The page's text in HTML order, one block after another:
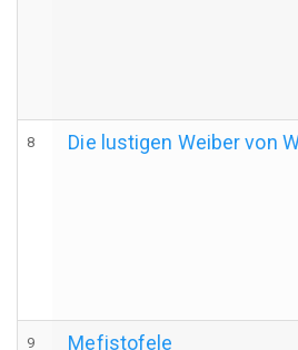
8 Die lustigen Weiber von
9 Mefistofele